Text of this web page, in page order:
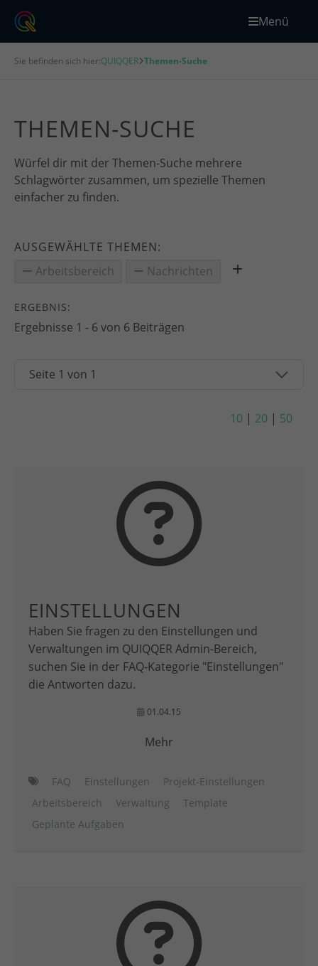
Menü
Sie befinden sich hier:QUIQQER Themen-Suche
THEMEN-SUCHE
Würfel dir mit der Themen-Suche mehrere
Schlagwörter zusammen, um spezielle Themen
einfacher zu finden.
AUSGEWÄHLTE THEMEN:
Arbeitsbereich
Nachrichten
ERGEBNIS:
Ergebnisse 1 - 6 von 6 Beiträgen
10 | 20 | 50
EINSTELLUNGEN
Haben Sie fragen zu den Einstellungen und
Verwaltungen im QUIQQER Admin-Bereich,
suchen Sie in der FAQ-Kategorie "Einstellungen"
die Antworten dazu.
01.04.15
Mehr
FAQ Einstellungen
Projekt-Einstellungen
Arbeitsbereich
Verwaltung
Template
Geplante Aufgaben